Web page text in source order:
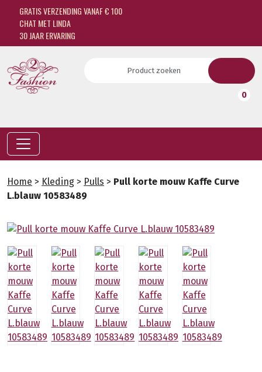
GRATIS VERZENDING VANAF € 100
CHAT MET LINDA
30 JAAR ERVARING
0
Home > Kleding > Pulls > Pull korte mouw Kaffe Curve
L.blauw 10583489